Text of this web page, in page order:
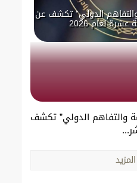
الدولي” تكشف عن
لعام 2026
والتفاهم الدولي” تكشف